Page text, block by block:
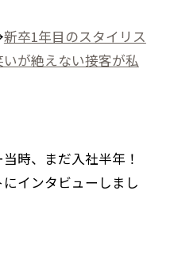
新卒1年目のスタイリス
が絶えない接客が私
時、まだ入社半年！
インタビューしまし